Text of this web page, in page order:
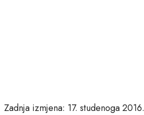
Zadnja izmjena: 17. studenoga 2016.